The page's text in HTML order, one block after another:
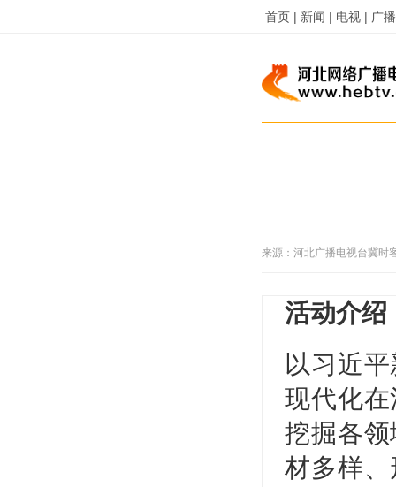
首页 | 新闻 | 电视 | 广
来源： 河北广播电视台冀时
活动介绍
以习近
现代化
挖掘各
材多样